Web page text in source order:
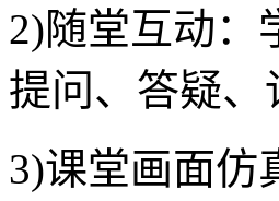
2)随堂互动：
提问、答疑
3)课堂画面仿